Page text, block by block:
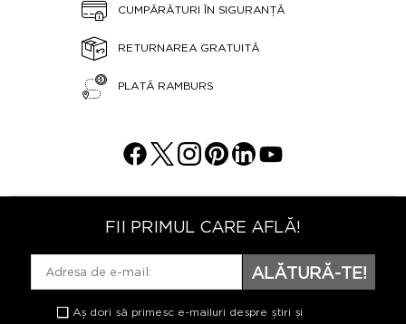
CUMPĂRĂTURI ÎN SIGURANȚĂ
RETURNAREA GRATUITĂ
PLATĂ RAMBURS
FII PRIMUL CARE AFLĂ!
ALĂTURĂ-TE!
Aș dori să primesc e-mailuri despre știri și